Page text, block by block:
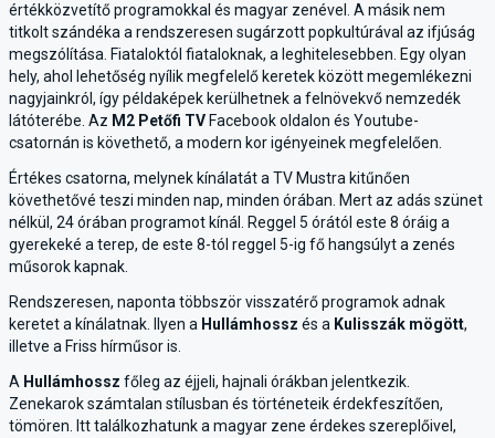
értékközvetítő programokkal és magyar zenével. A másik nem
titkolt szándéka a rendszeresen sugárzott popkultúrával az ifjúság
megszólítása. Fiataloktól fiataloknak, a leghitelesebben. Egy olyan
hely, ahol lehetőség nyílik megfelelő keretek között megemlékezni
nagyjainkról, így példaképek kerülhetnek a felnövekvő nemzedék
látóterébe. Az M2 Petőfi TV Facebook oldalon és Youtube-
csatornán is követhető, a modern kor igényeinek megfelelően.
Értékes csatorna, melynek kínálatát a TV Mustra kitűnően
követhetővé teszi minden nap, minden órában. Mert az adás szünet
nélkül, 24 órában programot kínál. Reggel 5 órától este 8 óráig a
gyerekeké a terep, de este 8-tól reggel 5-ig fő hangsúlyt a zenés
műsorok kapnak.
Rendszeresen, naponta többször visszatérő programok adnak
keretet a kínálatnak. Ilyen a Hullámhossz és a Kulisszák mögött,
illetve a Friss hírműsor is.
A Hullámhossz főleg az éjjeli, hajnali órákban jelentkezik.
Zenekarok számtalan stílusban és történeteik érdekfeszítően,
tömören. Itt találkozhatunk a magyar zene érdekes szereplőivel,